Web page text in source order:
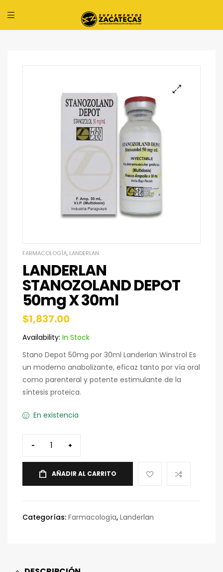
FARMACOLOGÍA, LANDERLAN
LANDERLAN
STANOZOLAND DEPOT
50mg X 30ml
$1,837.00
Availability: In Stock
Stano Depot 50mg por 30ml Landerlan Winstrol Es
un moderno anabolizante, eficaz tanto por vía oral
como parenteral y potente estimulante de la
síntesis proteica.
En existencia
- +
AÑADIR AL CARRITO
Categorías: Farmacología, Landerlan